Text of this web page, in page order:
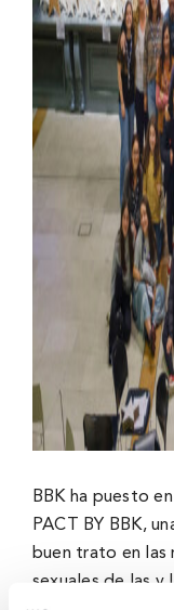
BBK ha puesto
PACT BY BBK,
buen trato en las
sexuales de las y